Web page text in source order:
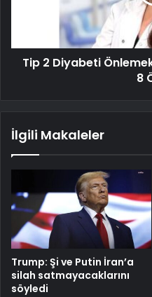
Tip 2 Diyabeti
8
İlgili Makaleler
Trump: Şi ve Putin İran’a
silah satmayacaklarını
söyledi